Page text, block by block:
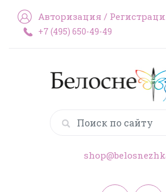
Авторизация /
+7 (495) 650-49-49